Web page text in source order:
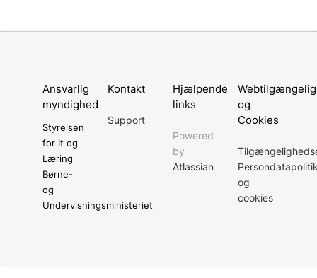
Ansvarlig
myndighed
Styrelsen
for It og
Læring
Børne-
og
Undervisningsministeriet
Kontakt
Support
Hjælpende
links
Powered
by
Atlassian
og
Cookies
og
cookies